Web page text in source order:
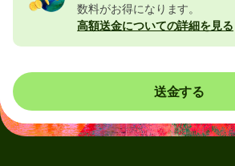
数料がお得になります。
高額送金についての詳細を見る
送金する